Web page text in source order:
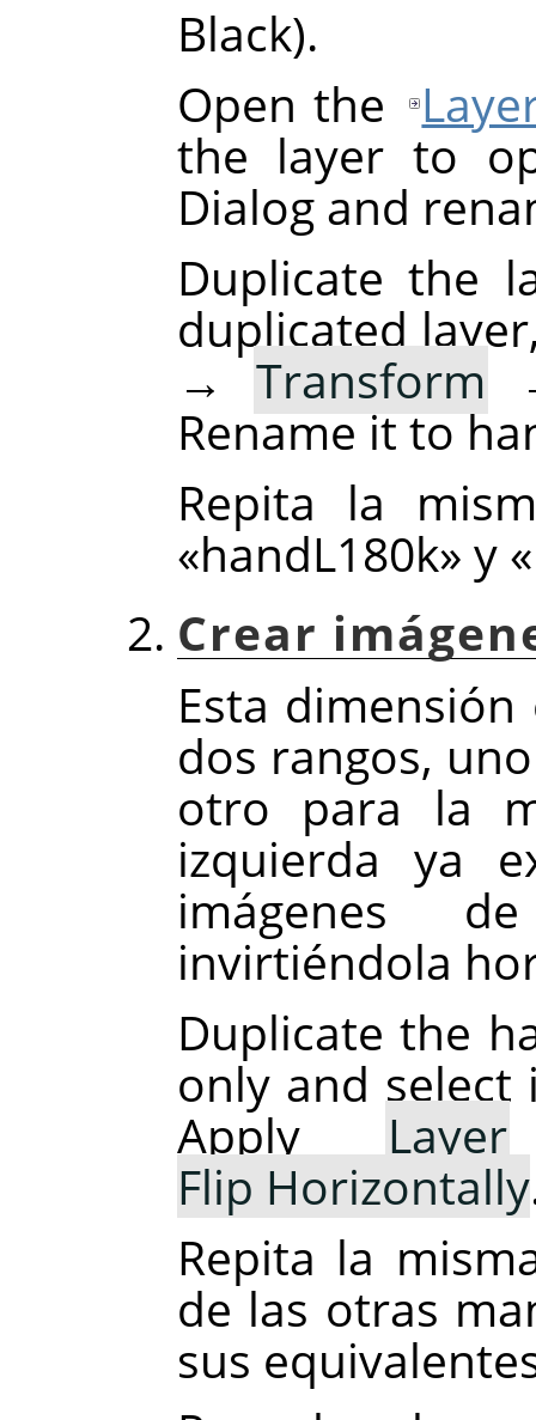
Black).
Open the
the layer to
Dialog and
Duplicate the
duplicated
→ Transform
Rename it to
Repita la
«handL180k» y
Crear
Esta
dos rangos,
otro para la
izquierda ya
imágenes
invirtiéndola
Duplicate the
only and select
Apply Layer
Flip Horizontally
Repita la
de las otras
sus